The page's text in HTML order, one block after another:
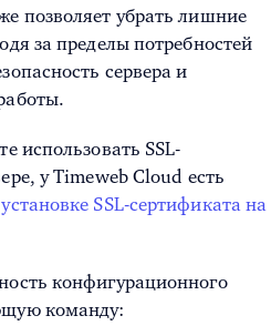
позволяет убрать лишние
за пределы потребностей
сервера и
использовать SSL-
у Timeweb Cloud есть
SSL-сертификата на
конфигурационного
команду: